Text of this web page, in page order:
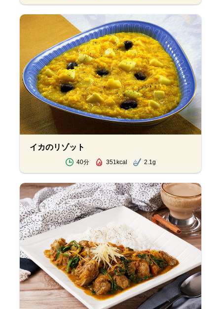
イカのリゾット
40分 351kcal 2.1g